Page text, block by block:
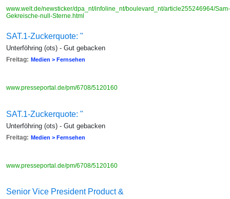
www.welt.de/newsticker/dpa_nt/infoline_nt/boulevard_nt/article255246964/
Gekreische-null-Sterne.html
SAT.1-Zuckerquote: "
Unterföhring (ots) - Gut gebacken
Freitag: Medien > Fernsehen
www.presseportal.de/pm/6708/5120160
SAT.1-Zuckerquote: "
Unterföhring (ots) - Gut gebacken
Freitag: Medien > Fernsehen
www.presseportal.de/pm/6708/5120160
Senior Vice President Product &